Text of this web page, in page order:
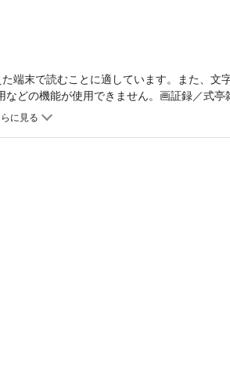
端末で読むことに適しています。また、文
どの機能が使用できません。画証録／式亭